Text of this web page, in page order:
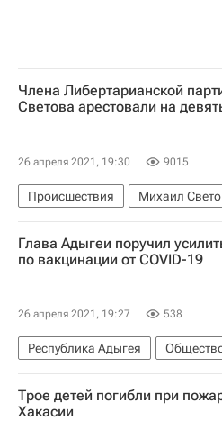
Члена Либертарианской
Светова арестовали на
26 апреля 2021, 19:30 9015
Происшествия Михаил
Россия
Глава Адыгеи поручил
по вакцинации от COVID-19
26 апреля 2021, 19:27 538
Республика Адыгея
Республика Адыгея
Майкоп
Здоровье - Общество
Трое детей погибли при
Хакасии